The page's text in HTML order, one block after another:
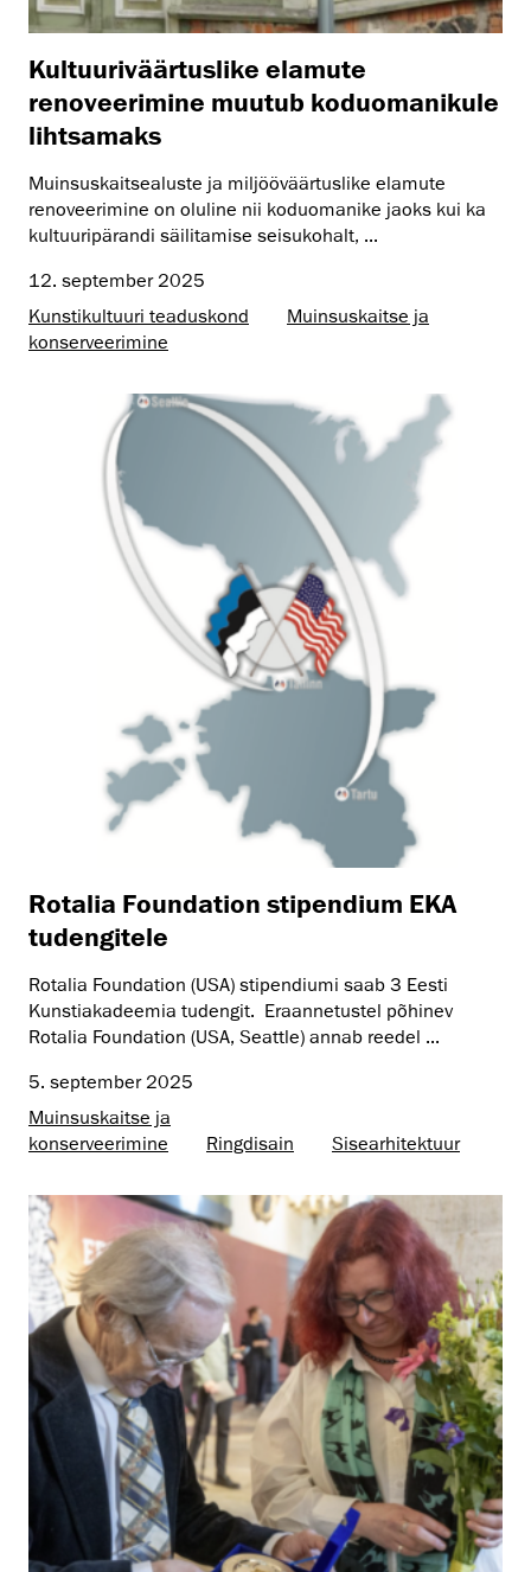
Kultuuriväärtuslike elamute
renoveerimine muutub koduomanikule
lihtsamaks
Muinsuskaitsealuste ja miljööväärtuslike elamute
renoveerimine on oluline nii koduomanike jaoks kui ka
kultuuripärandi säilitamise seisukohalt, ...
12. september 2025
Kunsti­kultuuri teaduskond
Muinsus­kaitse ja
konserveerimine
Rotalia Foundation stipendium EKA
tudengitele
Rotalia Foundation (USA) stipendiumi saab 3 Eesti
Kunstiakadeemia tudengit. Eraannetustel põhinev
Rotalia Foundation (USA, Seattle) annab reedel ...
5. september 2025
Muinsus­kaitse ja
konserveerimine
Ringdisain Sisearhitektuur